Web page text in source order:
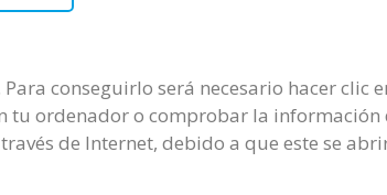
conseguirlo será necesario hacer clic
tu ordenador o comprobar la información
de Internet, debido a que este se